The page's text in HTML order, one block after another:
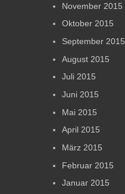
November 2015
Oktober 2015
September 2015
August 2015
Juli 2015
Juni 2015
Mai 2015
April 2015
März 2015
Februar 2015
Januar 2015